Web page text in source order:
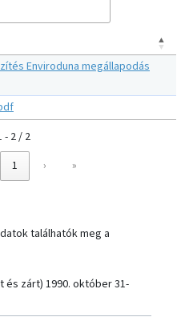
Enviroduna megállapodás
- 2 / 2
1 › »
találhatók meg a
zárt) 1990. október 31-